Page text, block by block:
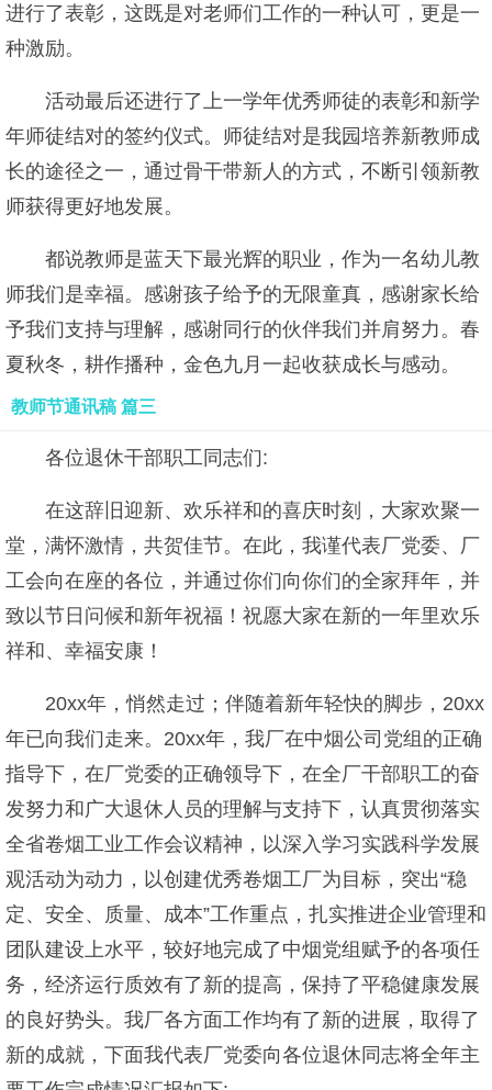
进行了表彰，这既是对老师们工作的一种认可，更是一
种激励。
活动最后还进行了上一学年优秀师徒的表彰和新学
年师徒结对的签约仪式。师徒结对是我园培养新教师成
长的途径之一，通过骨干带新人的方式，不断引领新教
师获得更好地发展。
都说教师是蓝天下最光辉的职业，作为一名幼儿教
师我们是幸福。感谢孩子给予的无限童真，感谢家长给
予我们支持与理解，感谢同行的伙伴我们并肩努力。春
夏秋冬，耕作播种，金色九月一起收获成长与感动。
教师节通讯稿 篇三
各位退休干部职工同志们:
在这辞旧迎新、欢乐祥和的喜庆时刻，大家欢聚一
堂，满怀激情，共贺佳节。在此，我谨代表厂党委、厂
工会向在座的各位，并通过你们向你们的全家拜年，并
致以节日问候和新年祝福！祝愿大家在新的一年里欢乐
祥和、幸福安康！
20xx年，悄然走过；伴随着新年轻快的脚步，20xx
年已向我们走来。20xx年，我厂在中烟公司党组的正确
指导下，在厂党委的正确领导下，在全厂干部职工的奋
发努力和广大退休人员的理解与支持下，认真贯彻落实
全省卷烟工业工作会议精神，以深入学习实践科学发展
观活动为动力，以创建优秀卷烟工厂为目标，突出“稳
定、安全、质量、成本”工作重点，扎实推进企业管理和
团队建设上水平，较好地完成了中烟党组赋予的各项任
务，经济运行质效有了新的提高，保持了平稳健康发展
的良好势头。我厂各方面工作均有了新的进展，取得了
新的成就，下面我代表厂党委向各位退休同志将全年主